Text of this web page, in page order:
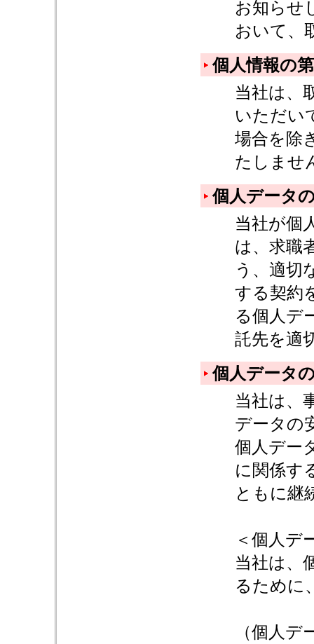
お知らせ
おいて、
個人情報の
当社は、
いただい
場合を除
たしませ
個人データ
当社が個
は、求職
う、適切
する契約
る個人デ
託先を適
個人データ
当社は、
データの
個人デー
に関係す
ともに継
＜個人デ
当社は、
るために
（個人